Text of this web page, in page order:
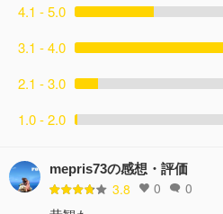
4.1 - 5.0
3.1 - 4.0
2.1 - 3.0
1.0 - 2.0
mepris73の感想・評価
3.8 0 0